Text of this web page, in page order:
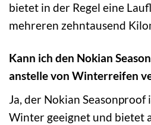
bietet in der Regel eine
mehreren zehntausend
Kann ich den Nokian
anstelle von Winterreifen
Ja, der Nokian Seasonproof
Winter geeignet und bietet